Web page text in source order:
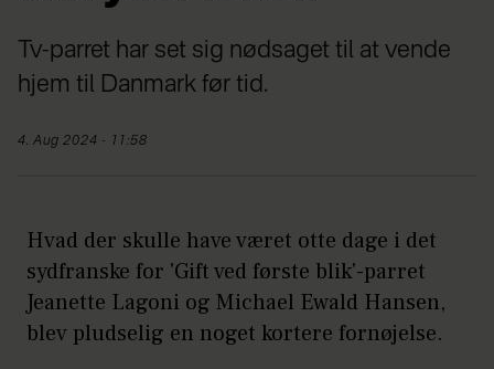
Tv-parret har set sig nødsaget til at vende
hjem til Danmark før tid.
4. Aug 2024 - 11:58
Hvad der skulle have været otte dage i det
sydfranske for 'Gift ved første blik'-parret
Jeanette Lagoni og Michael Ewald Hansen,
blev pludselig en noget kortere fornøjelse.